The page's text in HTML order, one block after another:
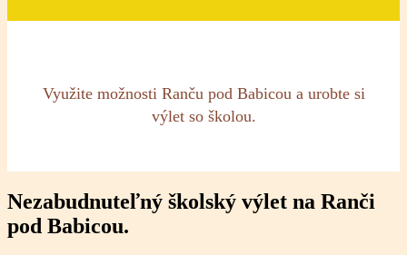
Využite možnosti Ranču pod Babicou a urobte si
výlet so školou.
Nezabudnuteľný školský výlet na Ranči
pod Babicou.